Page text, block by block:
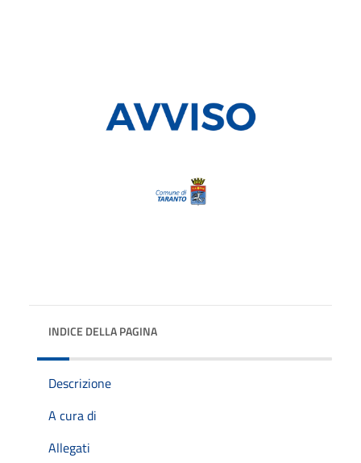
INDICE DELLA PAGINA
Descrizione
A cura di
Allegati